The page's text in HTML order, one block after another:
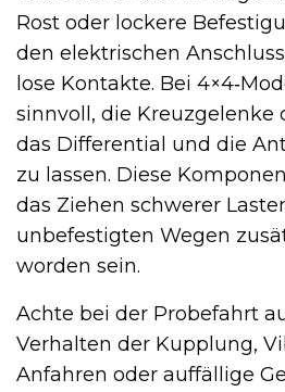
Rost oder lockere
den elektrischen
lose Kontakte. Bei
sinnvoll, die Kreuzgelenke
das Differential und die
zu lassen. Diese
das Ziehen schwerer
unbefestigten Wegen
worden sein.
Achte bei der Probefahrt
Verhalten der Kupplung,
Anfahren oder auffällige